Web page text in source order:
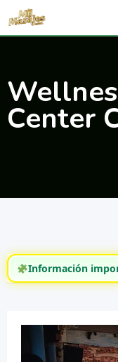
Saltar
Center
Información